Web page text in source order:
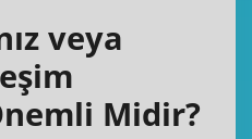
veya
Midir?